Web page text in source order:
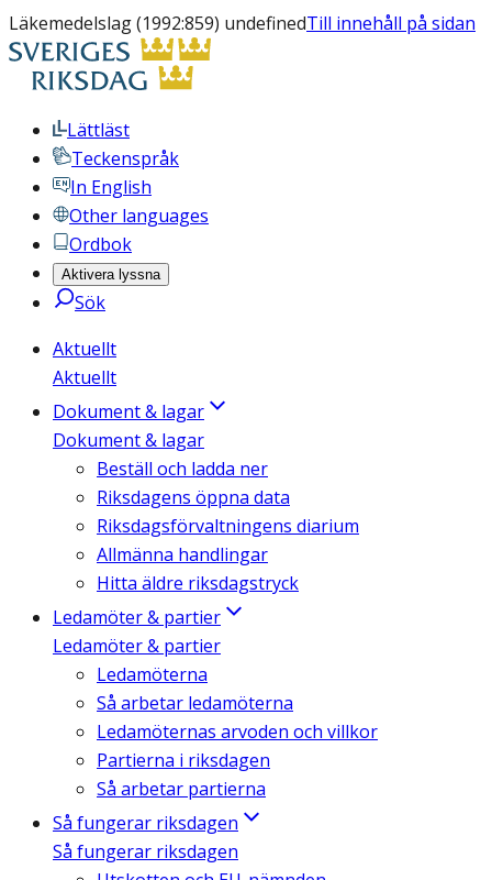
Läkemedelslag (1992:859) undefinedTill innehåll på sidan
Lättläst
Teckenspråk
In English
Other languages
Ordbok
Aktivera lyssna
Sök
Aktuellt
Aktuellt
Dokument & lagar
Dokument & lagar
Beställ och ladda ner
Riksdagens öppna data
Riksdagsförvaltningens diarium
Allmänna handlingar
Hitta äldre riksdagstryck
Ledamöter & partier
Ledamöter & partier
Ledamöterna
Så arbetar ledamöterna
Ledamöternas arvoden och villkor
Partierna i riksdagen
Så arbetar partierna
Så fungerar riksdagen
Så fungerar riksdagen